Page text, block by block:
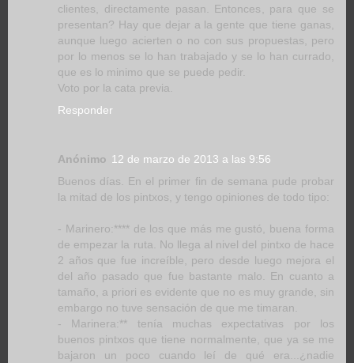
clientes, directamente pasan. Entonces, para que se
presentan? Hay que dejar a la gente que tiene ganas,
aunque luego acierten o no con sus propuestas, pero
por lo menos se lo han trabajado y se lo han currado,
que es lo minimo que se puede pedir.
Voto por la cata previa.
Responder
Anónimo 12 de marzo de 2013 a las 9:56
Buenos días. En el primer fin de semana pude probar
la mitad de los pintxos, y tengo opiniones de todo tipo:
- Marinero:**** de los que más me gustó, buena forma
de empezar la ruta. No llega al nivel del pintxo de hace
2 años que fue increíble, pero desde luego mejora el
del año pasado que fue bastante malo. En cuanto a
tamaño, a priori es evidente que no es muy grande, sin
embargo no tuve sensación de que me timaran.
- Marinera:** tenía muchas expectativas por los
buenos pintxos que tiene normalmente, que ya se me
bajaron un poco cuando leí de qué era...¿nadie